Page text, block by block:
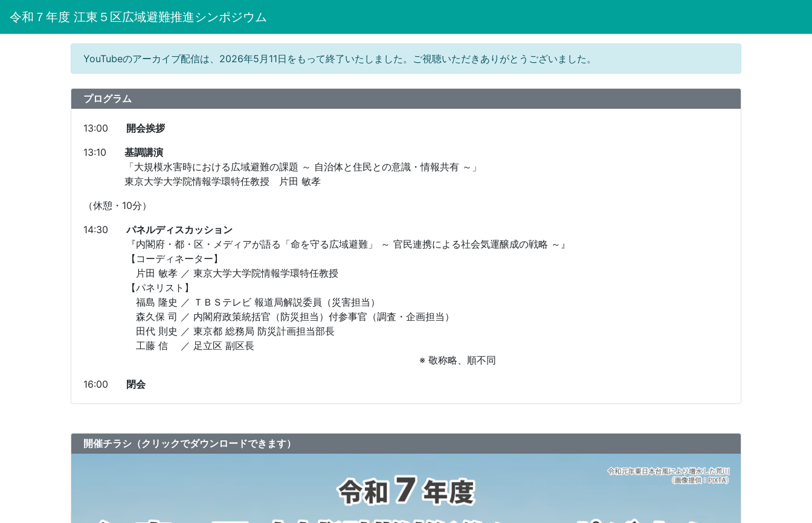
令和７年度 江東５区広域避難推進シンポジウム
YouTubeのアーカイブ配信は、2026年5月11日をもって終了いたしました。ご視聴いただきありがとうございました。
プログラム
13:00
開会挨拶
13:10
基調講演
「大規模水害時における広域避難の課題 ～ 自治体と住民との意識・情報共有 ～」
東京大学大学院情報学環特任教授 片田 敏孝
（休憩・10分）
14:30
パネルディスカッション
『内閣府・都・区・メディアが語る「命を守る広域避難」 ～ 官民連携による社会気運醸成の戦略 ～』
【コーディネーター】
片田 敏孝 ／ 東京大学大学院情報学環特任教授
【パネリスト】
福島 隆史 ／ ＴＢＳテレビ 報道局解説委員（災害担当）
森久保 司 ／ 内閣府政策統括官（防災担当）付参事官（調査・企画担当）
田代 則史 ／ 東京都 総務局 防災計画担当部長
工藤 信 ／ 足立区 副区長
※ 敬称略、順不同
16:00
閉会
開催チラシ（クリックでダウンロードできます）